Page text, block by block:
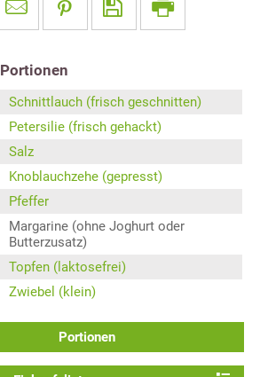
Portionen
Schnittlauch (frisch geschnitten)
Petersilie (frisch gehackt)
Salz
Knoblauchzehe (gepresst)
Pfeffer
Margarine (ohne Joghurt oder
Butterzusatz)
Topfen (laktosefrei)
Zwiebel (klein)
Portionen